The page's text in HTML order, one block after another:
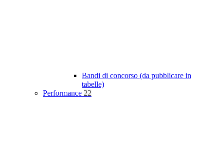
Bandi di concorso (da pubblicare in
tabelle)
Performance 22